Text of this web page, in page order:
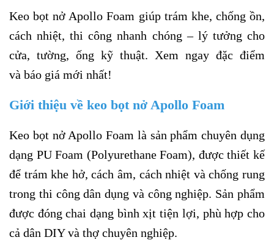
Keo bọt nở Apollo Foam giúp trám khe, chống ồn,
cách nhiệt, thi công nhanh chóng – lý tưởng cho
cửa, tường, ống kỹ thuật. Xem ngay đặc điểm
và báo giá mới nhất!
Giới thiệu về keo bọt nở Apollo Foam
Keo bọt nở Apollo Foam là sản phẩm chuyên dụng
dạng PU Foam (Polyurethane Foam), được thiết kế
để trám khe hở, cách âm, cách nhiệt và chống rung
trong thi công dân dụng và công nghiệp. Sản phẩm
được đóng chai dạng bình xịt tiện lợi, phù hợp cho
cả dân DIY và thợ chuyên nghiệp.